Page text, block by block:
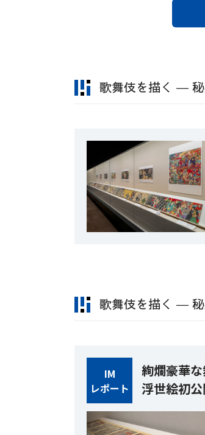
歌舞伎を描く ―
歌舞伎を描く ―
IM
レポート
絢爛豪華
浮世絵初公